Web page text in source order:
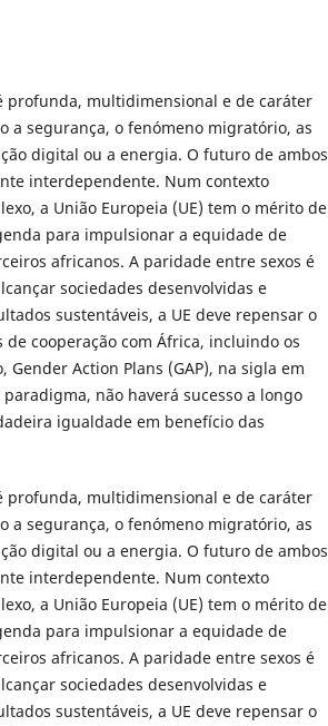
profunda, multidimensional e de caráter
a segurança, o fenómeno migratório, as
digital ou a energia. O futuro de ambos
interdependente. Num contexto
a União Europeia (UE) tem o mérito de
para impulsionar a equidade de
africanos. A paridade entre sexos é
sociedades desenvolvidas e
sustentáveis, a UE deve repensar o
de cooperação com África, incluindo os
Gender Action Plans (GAP), na sigla em
não haverá sucesso a longo
igualdade em benefício das
profunda, multidimensional e de caráter
a segurança, o fenómeno migratório, as
digital ou a energia. O futuro de ambos
interdependente. Num contexto
a União Europeia (UE) tem o mérito de
para impulsionar a equidade de
africanos. A paridade entre sexos é
sociedades desenvolvidas e
sustentáveis, a UE deve repensar o